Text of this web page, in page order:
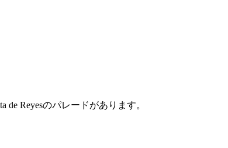
Reyesのパレードがあります。